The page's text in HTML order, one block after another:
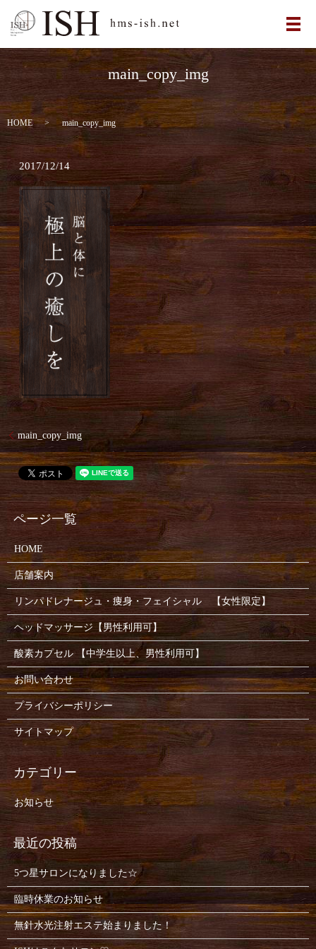
メ
main_copy_img
HOME main_copy_img
2017/12/14
main_copy_img
HOME
店舗案内
リンパドレナージュ・痩身・フェイシャル 【女性限定】
ヘッドマッサージ【男性利用可】
酸素カプセル 【中学生以上、男性利用可】
お問い合わせ
プライバシーポリシー
サイトマップ
お知らせ
5つ星サロンになりました☆
臨時休業のお知らせ
無針水光注射エステ始まりました！